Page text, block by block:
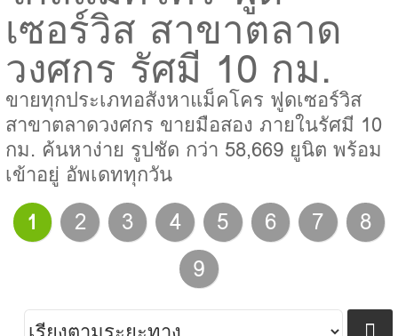
เซอร์วิส สาขาตลาด
วงศกร รัศมี 10 กม.
ขายทุกประเภทอสังหาแม็คโคร ฟูดเซอร์วิส
สาขาตลาดวงศกร ขายมือสอง ภายในรัศมี 10
กม. ค้นหาง่าย รูปชัด กว่า 58,669 ยูนิต พร้อม
เข้าอยู่ อัพเดททุกวัน
1 2 3 4 5 6 7
8
9